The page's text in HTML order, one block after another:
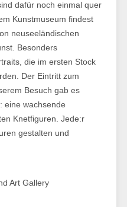
dafür noch einmal quer
Kunstmuseum findest
neuseeländischen
Besonders
die im ersten Stock
Der Eintritt zum
Besuch gab es
eine wachsende
Knetfiguren. Jede:r
gestalten und